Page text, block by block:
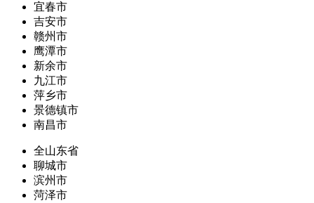
宜春市
吉安市
赣州市
鹰潭市
新余市
九江市
萍乡市
景德镇市
南昌市
全山东省
聊城市
滨州市
菏泽市